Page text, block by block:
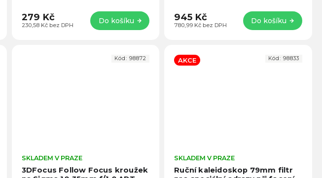
230,58 Kč bez DPH
279 Kč Do košíku 780,99 Kč bez DPH
945 Kč Do košíku
Průměrné
hodnocení3DFocus Follow Focus kroužek
Průměrné
hodnocení
SKLADEM V PRAZE
Kód:98872 AKCE
Ruční kaleidoskop 79mm filtr
SKLADEM V PRAZE
Kód: 98833